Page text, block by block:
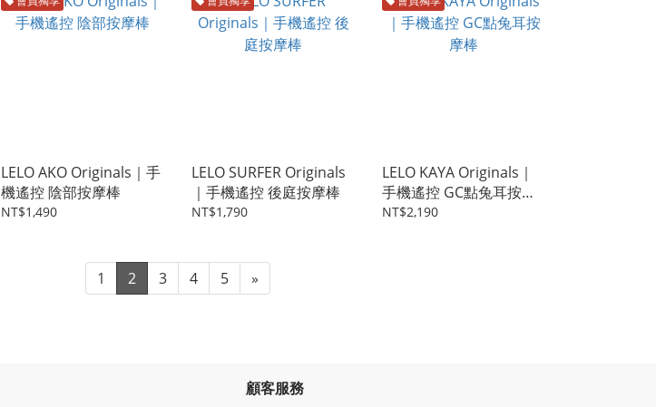
LELO AKO Originals｜手
機遙控 陰部按摩棒
NT$1,490
LELO SURFER Originals
｜手機遙控 後庭按摩棒
NT$1,790
LELO KAYA Originals｜
手機遙控 GC點兔耳按摩
棒
NT$2,190
1 2 3 4 5 »
顧客服務